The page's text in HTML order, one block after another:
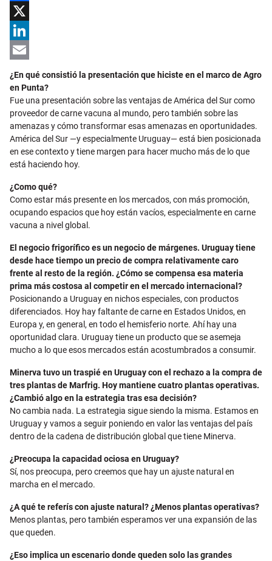
Facebook
X
LinkedIn
¿En qué consistió la presentación que hiciste en el marco de Agro
en Punta?
Fue una presentación sobre las ventajas de América del Sur como
proveedor de carne vacuna al mundo, pero también sobre las
amenazas y cómo transformar esas amenazas en oportunidades.
América del Sur —y especialmente Uruguay— está bien posicionada
en ese contexto y tiene margen para hacer mucho más de lo que
está haciendo hoy.
¿Como qué?
Como estar más presente en los mercados, con más promoción,
ocupando espacios que hoy están vacíos, especialmente en carne
vacuna a nivel global.
El negocio frigorífico es un negocio de márgenes. Uruguay tiene
desde hace tiempo un precio de compra relativamente caro
frente al resto de la región. ¿Cómo se compensa esa materia
prima más costosa al competir en el mercado internacional?
Posicionando a Uruguay en nichos especiales, con productos
diferenciados. Hoy hay faltante de carne en Estados Unidos, en
Europa y, en general, en todo el hemisferio norte. Ahí hay una
oportunidad clara. Uruguay tiene un producto que se asemeja
mucho a lo que esos mercados están acostumbrados a consumir.
Minerva tuvo un traspié en Uruguay con el rechazo a la compra de
tres plantas de Marfrig. Hoy mantiene cuatro plantas operativas.
¿Cambió algo en la estrategia tras esa decisión?
No cambia nada. La estrategia sigue siendo la misma. Estamos en
Uruguay y vamos a seguir poniendo en valor las ventajas del país
dentro de la cadena de distribución global que tiene Minerva.
¿Preocupa la capacidad ociosa en Uruguay?
Sí, nos preocupa, pero creemos que hay un ajuste natural en
marcha en el mercado.
¿A qué te referís con ajuste natural? ¿Menos plantas operativas?
Menos plantas, pero también esperamos ver una expansión de las
que queden.
¿Eso implica un escenario donde queden solo las grandes